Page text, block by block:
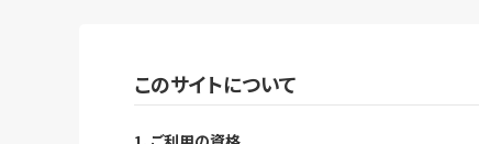
このサイトについて